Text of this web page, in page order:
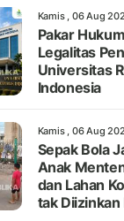
Kamis , 06 Aug
Pakar
Legalitas
Universitas
Indonesia
Kamis , 06 Aug
Sepak Bola
Anak
dan Lahan
tak Diizinkan